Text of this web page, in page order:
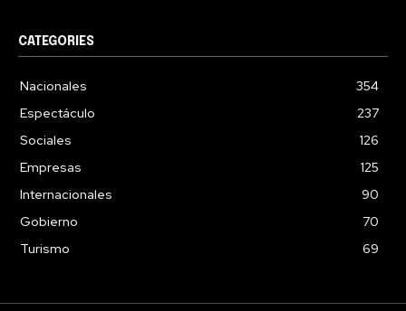
CATEGORIES
Nacionales
354
Espectáculo
237
Sociales
126
Empresas
125
Internacionales
90
Gobierno
70
Turismo
69